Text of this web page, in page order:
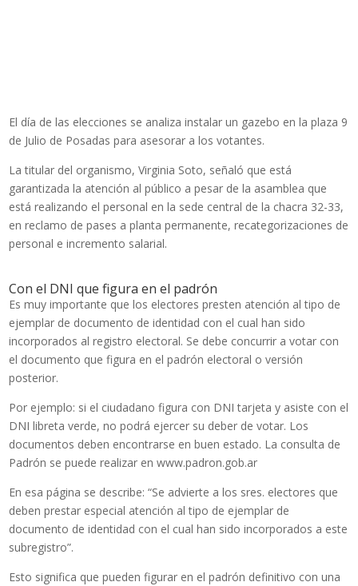
El día de las elecciones se analiza instalar un gazebo en la plaza 9
de Julio de Posadas para asesorar a los votantes.
La titular del organismo, Virginia Soto, señaló que está
garantizada la atención al público a pesar de la asamblea que
está realizando el personal en la sede central de la chacra 32-33,
en reclamo de pases a planta permanente, recategorizaciones de
personal e incremento salarial.
Con el DNI que figura en el padrón
Es muy importante que los electores presten atención al tipo de
ejemplar de documento de identidad con el cual han sido
incorporados al registro electoral. Se debe concurrir a votar con
el documento que figura en el padrón electoral o versión
posterior.
Por ejemplo: si el ciudadano figura con DNI tarjeta y asiste con el
DNI libreta verde, no podrá ejercer su deber de votar. Los
documentos deben encontrarse en buen estado. La consulta de
Padrón se puede realizar en www.padron.gob.ar
En esa página se describe: “Se advierte a los sres. electores que
deben prestar especial atención al tipo de ejemplar de
documento de identidad con el cual han sido incorporados a este
subregistro”.
Esto significa que pueden figurar en el padrón definitivo con una